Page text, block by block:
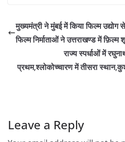
मुख्यमंत्री ने मुंबई में किया फिल्म उद्योग
फिल्म निर्माताओं ने उत्तराखण्ड में फ़िल्म
राज्य स्पर्धाओं में
प्रथम,श्लोकोच्चारण में तीसरा
Leave a Reply